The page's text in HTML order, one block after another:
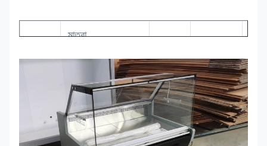
মাত্রা
(W*D*H)
100R
1000*900*1200
মিমি
0
~+6।
সে
Secop